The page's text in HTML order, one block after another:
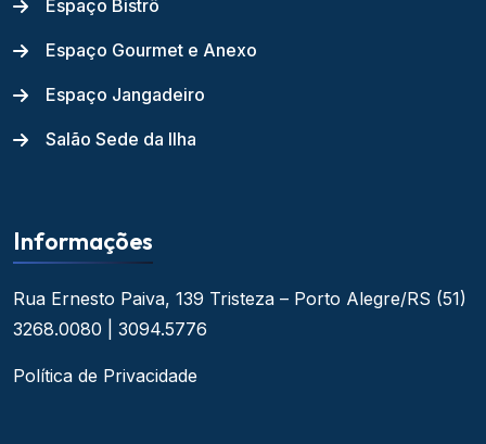
Espaço Bistrô
Espaço Gourmet e Anexo
Espaço Jangadeiro
Salão Sede da Ilha
Informações
Rua Ernesto Paiva, 139 Tristeza – Porto Alegre/RS (51)
3268.0080 | 3094.5776
Política de Privacidade